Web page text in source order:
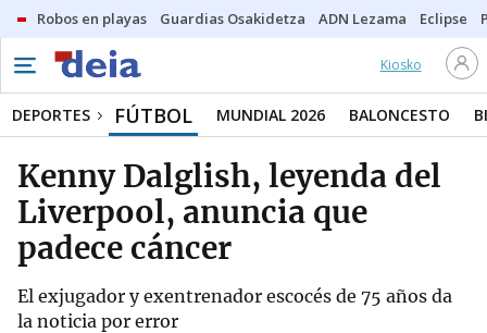
Robos en playas Guardias Osakidetza ADN Lezama Eclipse
Kiosko
DEPORTES FÚTBOL MUNDIAL 2026 BALONCESTO
Kenny Dalglish, leyenda del
Liverpool, anuncia que
padece cáncer
El exjugador y exentrenador escocés de 75 años da
la noticia por error